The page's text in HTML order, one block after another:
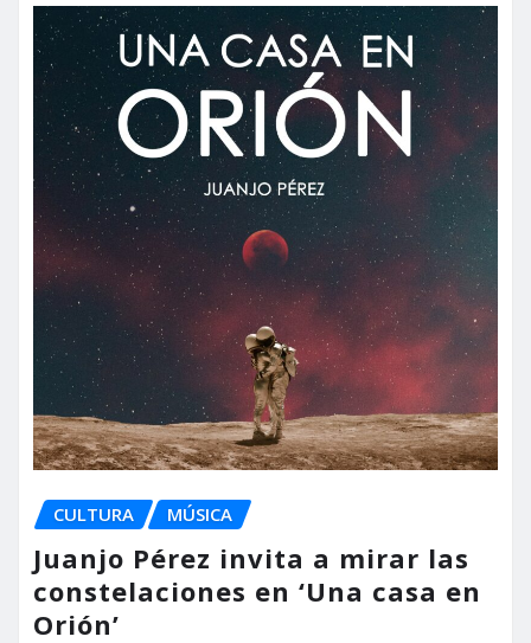
CULTURA MÚSICA
Juanjo Pérez invita a mirar las
constelaciones en ‘Una casa en
Orión’